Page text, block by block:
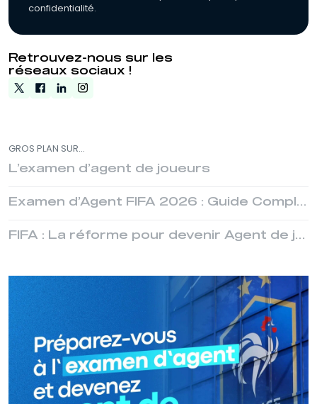
confidentialité.
Retrouvez-nous sur les
réseaux sociaux !
GROS PLAN SUR...
L’examen d’agent de joueurs
Examen d’Agent FIFA 2026 : Guide Complet
FIFA : La réforme pour devenir Agent de joueurs